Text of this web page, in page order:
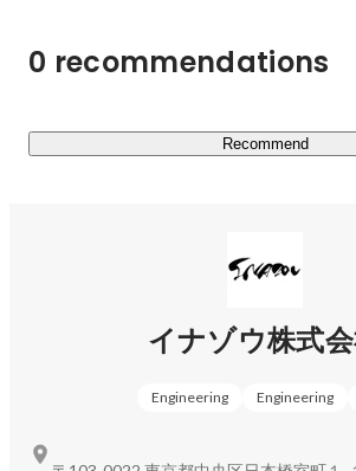
0 recommendations
Recommend
イナゾウ株式
Engineering Engineering